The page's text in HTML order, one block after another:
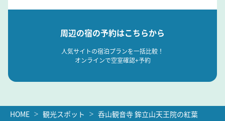
周辺の宿の予約はこちらから
人気サイトの宿泊プランを一括比較！
オンラインで空室確認+予約
HOME 観光スポット 呑山観音寺 鉾立山天王院の紅葉